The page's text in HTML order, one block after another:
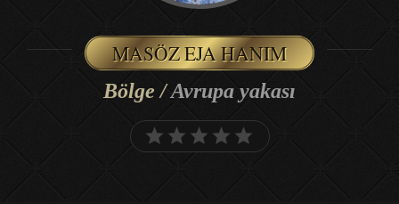
MASÖZ EJA HANIM
Bölge /Avrupa yakası